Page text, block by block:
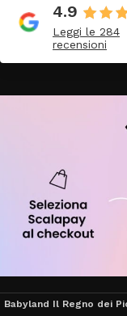
4.9
Leggi le 284
recensioni
Babyland Il Regno dei